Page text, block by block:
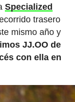
Specialized
trasero
mismo año y
JJ.OO de
con ella en